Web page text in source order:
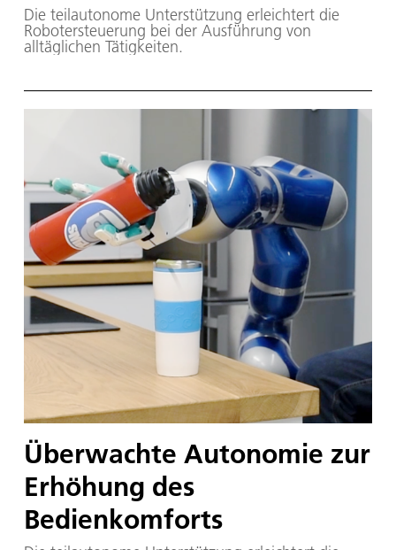
Die teilautonome Unterstützung erleichtert die
Robotersteuerung bei der Ausführung von
alltäglichen Tätigkeiten.
Überwachte Autonomie zur
Erhöhung des
Bedienkomforts